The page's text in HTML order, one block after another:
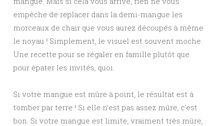
empêche de replacer dans la demi-mangue les
morceaux de chair que vous aurez découpés à même
le noyau ! Simplement, le visuel est souvent moche.
Une recette pour se régaler en famille plutôt que
pour épater les invités, quoi.
Si votre mangue est mûre à point, le résultat est à
tomber par terre ! Si elle n’est pas assez mûre, c’est
bon. Si votre mangue est limite, vraiment très mûre,